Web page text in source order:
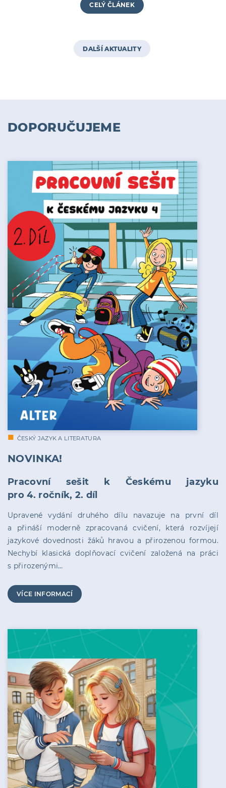
CELÝ ČLÁNEK
DALŠÍ AKTUALITY
DOPORUČUJEME
ČESKÝ JAZYK A LITERATURA
NOVINKA!
Pracovní sešit k Českému jazyku
pro 4. ročník, 2. díl
Upravené vydání druhého dílu navazuje na první díl
a přináší moderně zpracovaná cvičení, která rozvíjejí
jazykové dovednosti žáků hravou a přirozenou formou.
Nechybí klasická doplňovací cvičení založená na práci
s přirozenými…
VÍCE INFORMACÍ